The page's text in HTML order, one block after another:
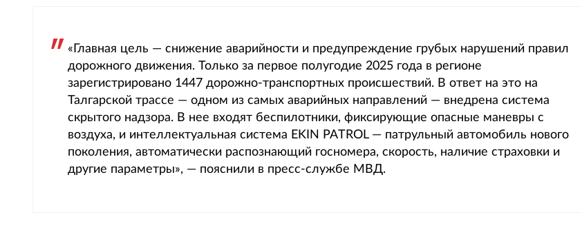
«Главная цель — снижение аварийности и предупреждение грубых нарушений правил
дорожного движения. Только за первое полугодие 2025 года в регионе
зарегистрировано 1447 дорожно-транспортных происшествий. В ответ на это на
Талгарской трассе — одном из самых аварийных направлений — внедрена система
скрытого надзора. В нее входят беспилотники, фиксирующие опасные маневры с
воздуха, и интеллектуальная система EKIN PATROL — патрульный автомобиль нового
поколения, автоматически распознающий госномера, скорость, наличие страховки и
другие параметры», — пояснили в пресс-службе МВД.